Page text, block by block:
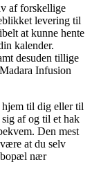
af forskellige
levering til
at kunne hente
kalender.
desuden tillige
Infusion
hjem til dig eller til
af og til et hak
Den mest
at du selv
bopæl nær